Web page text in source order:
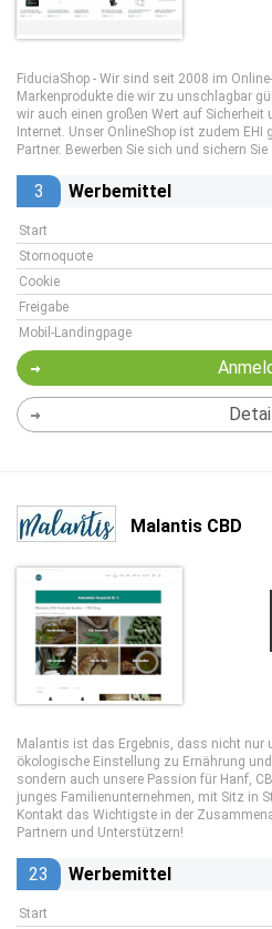
FiduciaShop - Wir sind seit 2008 im
Markenprodukte die wir zu unschlagbar
wir auch einen großen Wert auf Sicherheit
Internet. Unser OnlineShop ist zudem
Partner. Bewerben Sie sich und sichern
3 Werbemittel
Start
Stornoquote
Cookie
Freigabe
Mobil-Landingpage
Malantis CBD
Malantis ist das Ergebnis, dass nicht nur
ökologische Einstellung zu Ernährung
sondern auch unsere Passion für Hanf,
junges Familienunternehmen, mit Sitz in
Kontakt das Wichtigste in der
Partnern und Unterstützern!
23 Werbemittel
Start